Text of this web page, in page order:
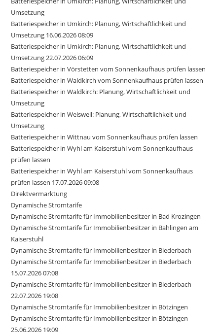
Umsetzung
Batteriespeicher in Umkirch: Planung, Wirtschaftlichkeit und
Umsetzung 16.06.2026 08:09
Batteriespeicher in Umkirch: Planung, Wirtschaftlichkeit und
Umsetzung 22.07.2026 06:09
Batteriespeicher in Vörstetten vom Sonnenkaufhaus prüfen lassen
Batteriespeicher in Waldkirch vom Sonnenkaufhaus prüfen lassen
Batteriespeicher in Waldkirch: Planung, Wirtschaftlichkeit und
Umsetzung
Batteriespeicher in Weisweil: Planung, Wirtschaftlichkeit und
Umsetzung
Batteriespeicher in Wittnau vom Sonnenkaufhaus prüfen lassen
Batteriespeicher in Wyhl am Kaiserstuhl vom Sonnenkaufhaus
prüfen lassen
Batteriespeicher in Wyhl am Kaiserstuhl vom Sonnenkaufhaus
prüfen lassen 17.07.2026 09:08
Direktvermarktung
Dynamische Stromtarife
Dynamische Stromtarife für Immobilienbesitzer in Bad Krozingen
Dynamische Stromtarife für Immobilienbesitzer in Bahlingen am
Kaiserstuhl
Dynamische Stromtarife für Immobilienbesitzer in Biederbach
Dynamische Stromtarife für Immobilienbesitzer in Biederbach
15.07.2026 07:08
Dynamische Stromtarife für Immobilienbesitzer in Biederbach
22.07.2026 19:08
Dynamische Stromtarife für Immobilienbesitzer in Bötzingen
Dynamische Stromtarife für Immobilienbesitzer in Bötzingen
25.06.2026 19:09